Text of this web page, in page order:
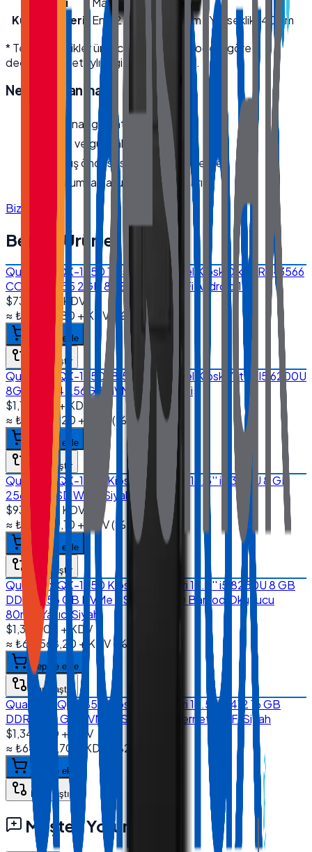
Kutu Ölçüleri
En 42 cm · Boy 62 cm · Yükseklik 140 cm
* Teknik özellikler üretici kaynaklıdır; modele göre
değişebilir. Detaylı bilgi için bize ulaşın.
Neden Quanmax
Orijinal, garantili ürün
Hızlı ve güvenli kargo
Satış öncesi/sonrası teknik destek
Kurumsal fatura · bayi fiyatları
Bize Ulaşın
Benzer Ürünler
Quanmax QX-1850 18.5'' Endüstriyel Kiosk Dikey RK-3566
CORTEX A55 2GB 8GB EMMC Wi-Fi Android 11
$730.00
+ KDV
≈₺34.937,80 + KDV (% 20
Sepete ekle
Karşılaştır
Quanmax QX-1850 18.5'' Endüstriyel Kiosk Yatay I5 6200U
8GB DDR4 256GB NVMe SSD Wi-Fi
$1,170.00
+ KDV
≈₺55.996,20 + KDV (% 20
Sepete ekle
Karşılaştır
Quanmax QX-1850 Kiosk Sistemleri 18.5'' i5 3317U 8 GB
256 GB SSD Wi-Fi Siyah
$935.00 + KDV
≈₺44.749,10 + KDV(% 20 )
Sepete ekle
Karşılaştır
Quanmax QX-1850 Kiosk Sistemleri 18.5'' i5 8250U 8 GB
DDR4 256 GB NVMe SSD Wi-Fi 2D Barkod Okuyucu
80mm Yazıcı Siyah
$1,370.00
+ KDV
≈₺65.568,20 + KDV(%
Sepete ekle
Karşılaştır
Quanmax QX-1850 Kiosk Sistemleri 18.5'' J6412 16 GB
DDR4 512 GB NVMe SSD Dual Ethernet Wi-Fi Siyah
$1,345.00 + KDV
≈₺64.371,70 + KDV (%20
Sepete ekle
Karşılaştır
Müşteri Yorumları